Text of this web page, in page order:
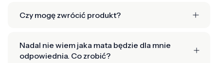
Czy mogę zwrócić produkt?
Nadal nie wiem jaka mata będzie dla mnie
odpowiednia. Co zrobić?